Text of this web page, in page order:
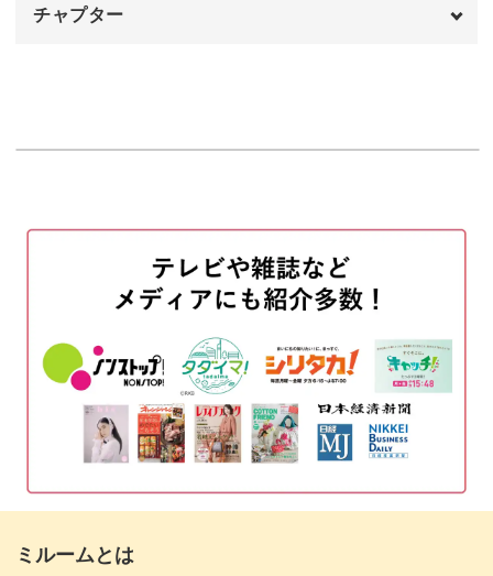
ぜひたらしこみアートを習得してくださいね♪
チャプター
②チューリップのベースを入れる
①②トップジェルでコーティングする
①②サンディングをする 21:08
①②チューリップのつぼみを作る
たらしこみの修正方法
①②チューリップのつぼみを作る 35:01
①花びらを作る
ミルームとは